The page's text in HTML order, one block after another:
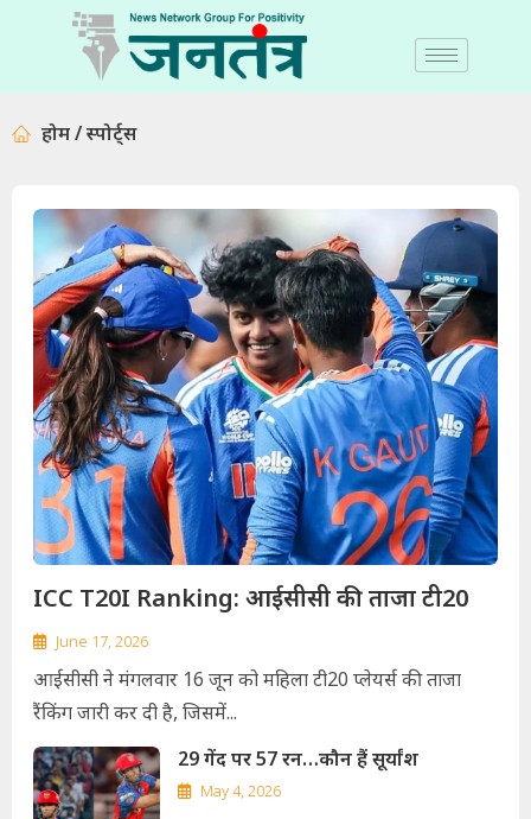
होम / स्पोर्ट्स
ICC T20I Ranking: आईसीसी की ताजा टी20
June 17, 2026
आईसीसी ने मंगलवार 16 जून को महिला टी20 प्लेयर्स की ताजा
रैंकिंग जारी कर दी है, जिसमें...
29 गेंद पर 57 रन…कौन हैं सूर्यांश
May 4, 2026